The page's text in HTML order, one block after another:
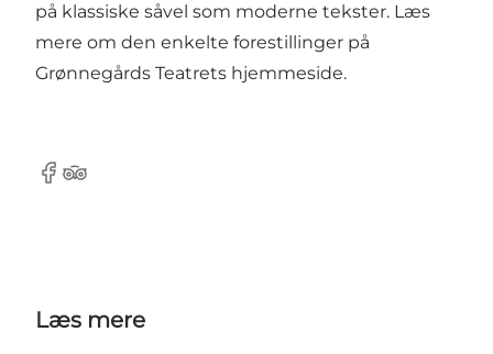
på klassiske såvel som moderne tekster. Læs
mere om den enkelte forestillinger på
Grønnegårds Teatrets hjemmeside.
Facebook
Tripadvisor
Læs mere